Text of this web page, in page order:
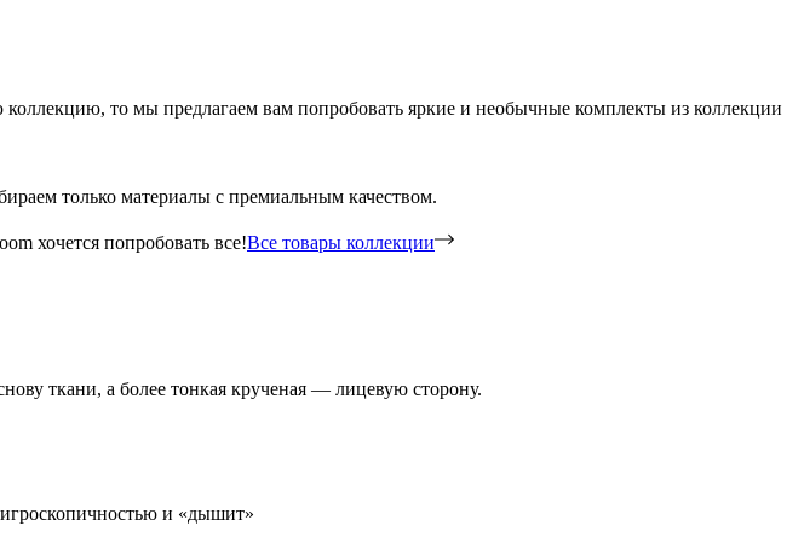
то мы предлагаем вам попробовать яркие и необычные комплекты из коллекции
только материалы с премиальным качеством.
хочется попробовать все!Все товары коллекции
ткани, а более тонкая крученая — лицевую сторону.
и «дышит»